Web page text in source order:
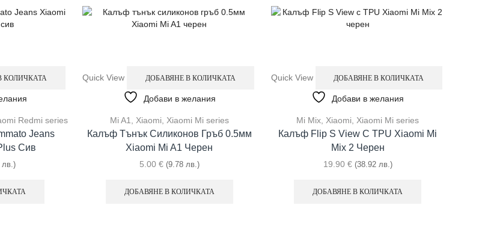
КОЛИЧКАТА
Redmi series
Jeans
Сив
Quick View ДОБАВЯНЕ В КОЛИЧКАТА
Добави в желания
Mi A1, Xiaomi, Xiaomi Mi series
Калъф Тънък Силиконов Гръб 0.5мм
Xiaomi Mi A1 Черен
5.00 €(9.78 лв.)
ДОБАВЯНЕ В КОЛИЧКАТА
Quick View ДОБАВЯНЕ В КОЛИЧКАТА
Добави в желания
Mi Mix,Xiaomi,Xiaomi Mi series
Калъф Flip S View С TPU Xiaomi Mi
Mix 2 Черен
19.90 €(38.92 лв.)
ДОБАВЯНЕ В КОЛИЧКАТА